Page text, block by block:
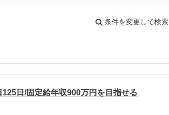
条件を変更して検索
日/固定給年収900万円を目指せる